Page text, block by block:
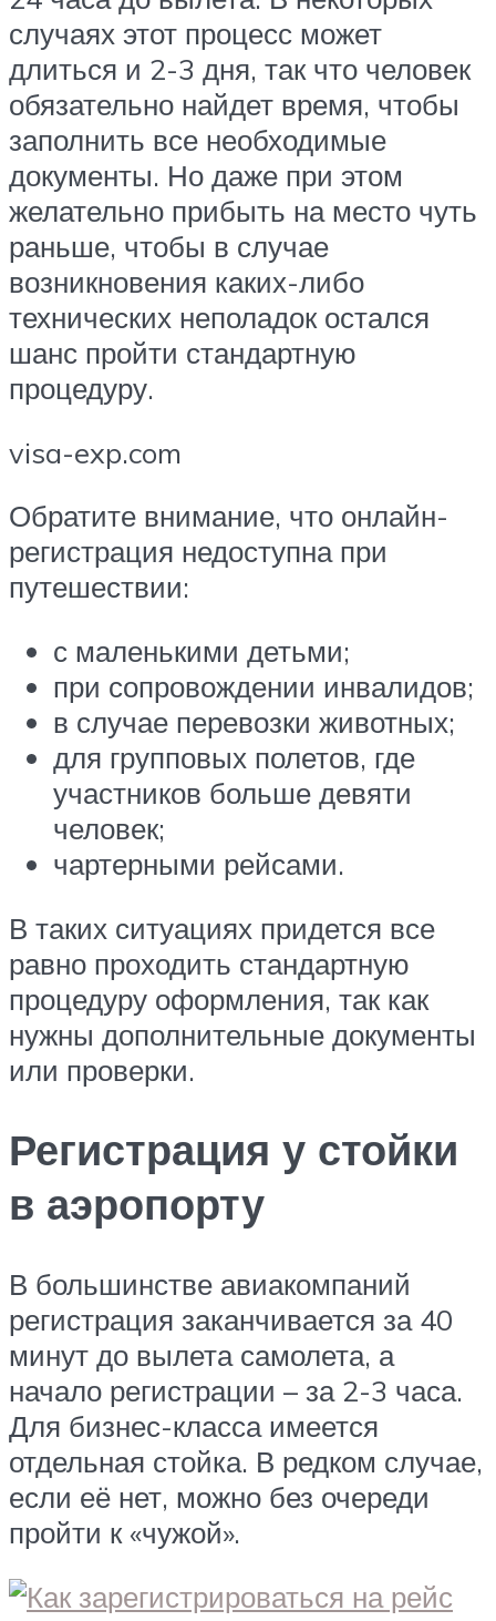
случаях этот процесс может
длиться и 2-3 дня, так что человек
обязательно найдет время, чтобы
заполнить все необходимые
документы. Но даже при этом
желательно прибыть на место чуть
раньше, чтобы в случае
возникновения каких-либо
технических неполадок остался
шанс пройти стандартную
процедуру.
visa-exp.com
Обратите внимание, что онлайн-
регистрация недоступна при
путешествии:
с маленькими детьми;
при сопровождении инвалидов;
в случае перевозки животных;
для групповых полетов, где
участников больше девяти
человек;
чартерными рейсами.
В таких ситуациях придется все
равно проходить стандартную
процедуру оформления, так как
нужны дополнительные документы
или проверки.
Регистрация у стойки
в аэропорту
В большинстве авиакомпаний
регистрация заканчивается за 40
минут до вылета самолета, а
начало регистрации – за 2-3 часа.
Для бизнес-класса имеется
отдельная стойка. В редком случае,
если её нет, можно без очереди
пройти к «чужой».